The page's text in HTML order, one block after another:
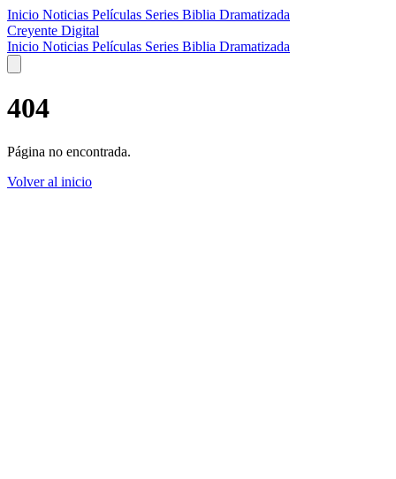
Inicio Noticias Películas Series Biblia Dramatizada
Creyente Digital
Inicio Noticias Películas Series Biblia Dramatizada
404
Página no encontrada.
Volver al inicio